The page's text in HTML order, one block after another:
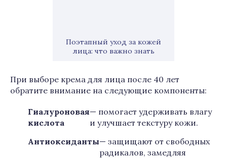
Поэтапный уход за кожей
лица: что важно знать
При выборе крема для лица после 40 лет
обратите внимание на следующие компоненты:
Гиалуроновая
кислота
— помогает удерживать влагу
и улучшает текстуру кожи.
Антиоксиданты— защищают от свободных
радикалов, замедляя